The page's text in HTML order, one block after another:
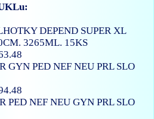
DEPEND SUPER XL
3265ML. 15KS
GYNPEDNEFNEUPRL SLO
PEDNEFNEUGYNPRL SLO